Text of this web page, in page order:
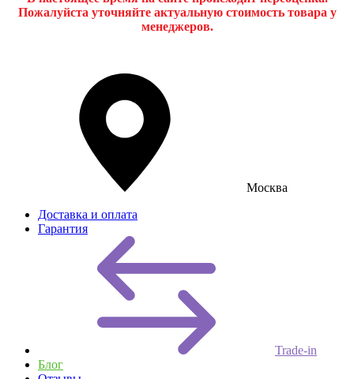
Пожалуйста уточняйте актуальную стоимость товара у
менеджеров.
Москва
Доставка и оплата
Гарантия
Trade-in
Блог